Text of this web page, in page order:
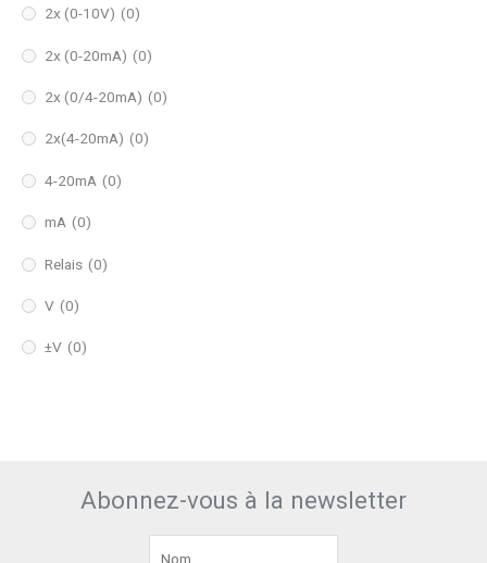
2x (0-10V) (0)
2x (0-20mA) (0)
2x (0/4-20mA) (0)
2x(4-20mA) (0)
4-20mA (0)
mA (0)
Relais (0)
V (0)
±V (0)
Abonnez-vous à la newsletter